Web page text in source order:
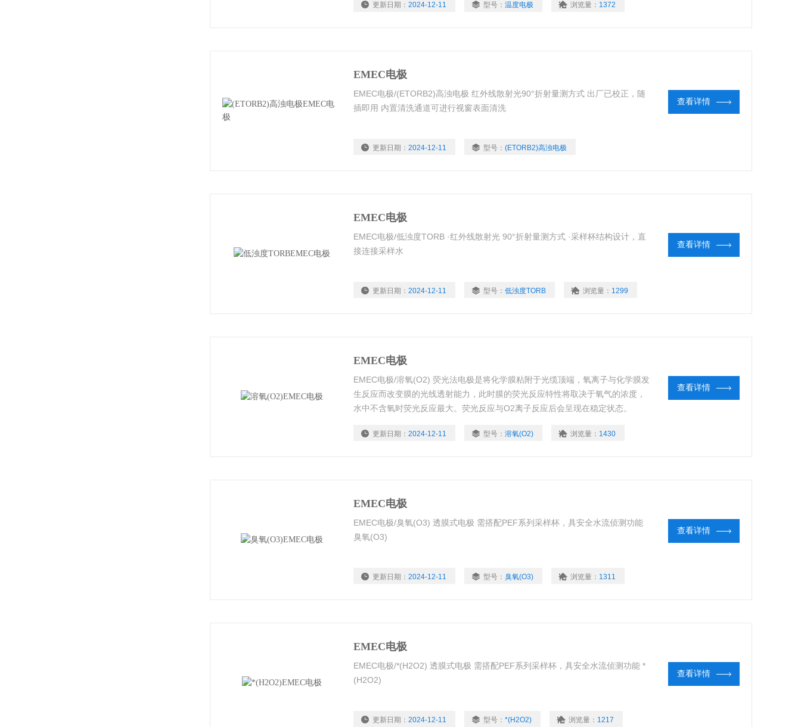
更新日期： 2024-12-11 型号： 温度电极 浏览量： 1372
EMEC电极
EMEC电极/(ETORB2)高浊电极 红外线散射光90°折射量测方式 出厂已校正，随
插即用 内置清洗通道可进行视窗表面清洗
更新日期： 2024-12-11 型号： (ETORB2)高浊电极
查看详情
EMEC电极
EMEC电极/低浊度TORB ·红外线散射光 90°折射量测方式 ·采样杯结构设计，直
接连接采样水
更新日期： 2024-12-11 型号： 低浊度TORB 浏览量： 1299
查看详情
EMEC电极
EMEC电极/溶氧(O2) 荧光法电极是将化学膜粘附于光缆顶端，氧离子与化学膜发
生反应而改变膜的光线透射能力，此时膜的荧光反应特性将取决于氧气的浓度，
水中不含氧时荧光反应最大。荧光反应与O2离子反应后会呈现在稳定状态。
更新日期： 2024-12-11 型号： 溶氧(O2) 浏览量： 1430
查看详情
EMEC电极
EMEC电极/臭氧(O3) 透膜式电极 需搭配PEF系列采样杯，具安全水流侦测功能
臭氧(O3)
更新日期： 2024-12-11 型号： 臭氧(O3) 浏览量： 1311
查看详情
EMEC电极
EMEC电极/*(H2O2) 透膜式电极 需搭配PEF系列采样杯，具安全水流侦测功能 *
(H2O2)
更新日期： 2024-12-11 型号： *(H2O2) 浏览量： 1217
查看详情